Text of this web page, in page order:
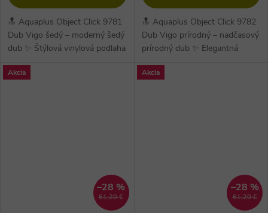
🔝 Aquaplus Object Click 9781
Dub Vigo šedý – moderný šedý
dub ✨ Štýlová vinylová podlaha
hrúbkou 6,5 mm a útlmom
🔝 Aquaplus Object Click 9782
Dub Vigo prírodný – nadčasový
prírodný dub ✨ Elegantná
Vigo prírodný s hrúbkou 6,5
Akcia
61,20 €
–28 %
Akcia
61,20 €
–28 %